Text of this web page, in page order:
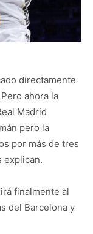
directamente
ahora la
Madrid
pero la
por más de tres
explican.
finalmente al
del Barcelona y